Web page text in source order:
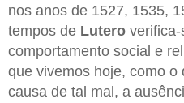
nos anos de 1527, 1535,
tempos de Lutero
comportamento social e
que vivemos hoje, como o
causa de tal mal, a